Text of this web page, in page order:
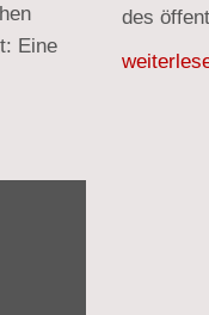
Eine
des